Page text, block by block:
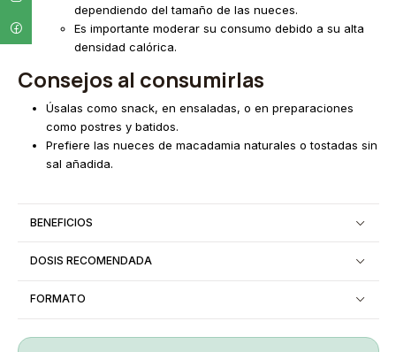
dependiendo del tamaño de las nueces.
Es importante moderar su consumo debido a su alta
densidad calórica.
Consejos al consumirlas
Úsalas como snack, en ensaladas, o en preparaciones
como postres y batidos.
Prefiere las nueces de macadamia naturales o tostadas sin
sal añadida.
BENEFICIOS
DOSIS RECOMENDADA
FORMATO